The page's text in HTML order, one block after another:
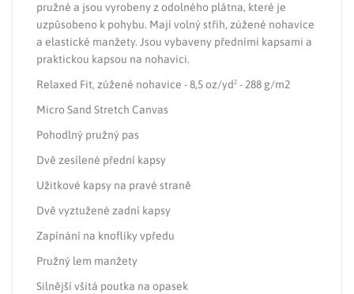
pružné a jsou vyrobeny z odolného plátna, které je
uzpůsobeno k pohybu. Mají volný střih, zúžené nohavice
a elastické manžety. Jsou vybaveny předními kapsami a
praktickou kapsou na nohavici.
Relaxed Fit, zúžené nohavice - 8,5 oz/yd² - 288 g/m2
Micro Sand Stretch Canvas
Pohodlný pružný pas
Dvě zesílené přední kapsy
Užitkové kapsy na pravé straně
Dvě vyztužené zadní kapsy
Zapínání na knoflíky vpředu
Pružný lem manžety
Silnější všitá poutka na opasek